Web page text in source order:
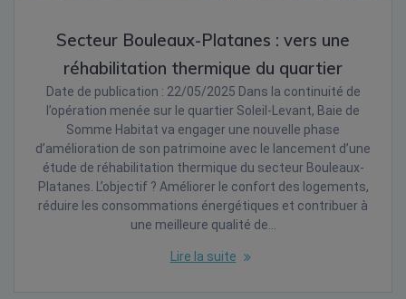
Secteur Bouleaux-Platanes : vers une
réhabilitation thermique du quartier
Date de publication : 22/05/2025 Dans la continuité de
l’opération menée sur le quartier Soleil-Levant, Baie de
Somme Habitat va engager une nouvelle phase
d’amélioration de son patrimoine avec le lancement d’une
étude de réhabilitation thermique du secteur Bouleaux-
Platanes. L’objectif ? Améliorer le confort des logements,
réduire les consommations énergétiques et contribuer à
une meilleure qualité de…
Lire la suite